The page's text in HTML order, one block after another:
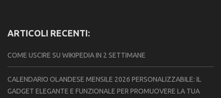
ARTICOLI RECENTI:
COME USCIRE SU WIKIPEDIA IN 2 SETTIMANE
CALENDARIO OLANDESE MENSILE 2026 PERSONALIZZABILE: IL
GADGET ELEGANTE E FUNZIONALE PER PROMUOVERE LA TUA